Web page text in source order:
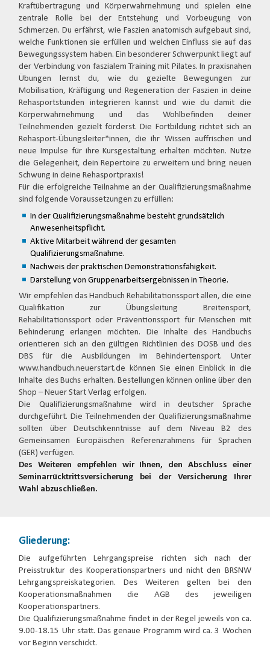
Kraftübertragung und Körperwahrnehmung und spielen eine
zentrale Rolle bei der Entstehung und Vorbeugung von
Schmerzen. Du erfährst, wie Faszien anatomisch aufgebaut sind,
welche Funktionen sie erfüllen und welchen Einfluss sie auf das
Bewegungssystem haben. Ein besonderer Schwerpunkt liegt auf
der Verbindung von faszialem Training mit Pilates. In praxisnahen
Übungen lernst du, wie du gezielte Bewegungen zur
Mobilisation, Kräftigung und Regeneration der Faszien in deine
Rehasportstunden integrieren kannst und wie du damit die
Körperwahrnehmung und das Wohlbefinden deiner
Teilnehmenden gezielt förderst. Die Fortbildung richtet sich an
Rehasport-Übungsleiter*innen, die ihr Wissen auffrischen und
neue Impulse für ihre Kursgestaltung erhalten möchten. Nutze
die Gelegenheit, dein Repertoire zu erweitern und bring neuen
Schwung in deine Rehasportpraxis!
Für die erfolgreiche Teilnahme an der Qualifizierungsmaßnahme
sind folgende Voraussetzungen zu erfüllen:
In der Qualifizierungsmaßnahme besteht grundsätzlich
Anwesenheitspflicht.
Aktive Mitarbeit während der gesamten
Qualifizierungsmaßnahme.
Nachweis der praktischen Demonstrationsfähigkeit.
Darstellung von Gruppenarbeitsergebnissen in Theorie.
Wir empfehlen das Handbuch Rehabilitationssport allen, die eine
Qualifikation zur Übungsleitung Breitensport,
Rehabilitationssport oder Präventionssport für Menschen mit
Behinderung erlangen möchten. Die Inhalte des Handbuchs
orientieren sich an den gültigen Richtlinien des DOSB und des
DBS für die Ausbildungen im Behindertensport. Unter
www.handbuch.neuerstart.de können Sie einen Einblick in die
Inhalte des Buchs erhalten. Bestellungen können online über den
Shop – Neuer Start Verlag erfolgen.
Die Qualifizierungsmaßnahme wird in deutscher Sprache
durchgeführt. Die Teilnehmenden der Qualifizierungsmaßnahme
sollten über Deutschkenntnisse auf dem Niveau B2 des
Gemeinsamen Europäischen Referenzrahmens für Sprachen
(GER) verfügen.
Des Weiteren empfehlen wir Ihnen, den Abschluss einer
Seminarrücktrittsversicherung bei der Versicherung Ihrer
Wahl abzuschließen.
Gliederung:
Die aufgeführten Lehrgangspreise richten sich nach der
Preisstruktur des Kooperationspartners und nicht den BRSNW
Lehrgangspreiskategorien. Des Weiteren gelten bei den
Kooperationsmaßnahmen die AGB des jeweiligen
Kooperationspartners.
Die Qualifizierungsmaßnahme findet in der Regel jeweils von ca.
9.00-18.15 Uhr statt. Das genaue Programm wird ca. 3 Wochen
vor Beginn verschickt.